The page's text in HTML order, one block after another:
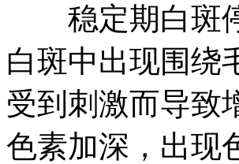
稳定期白斑停
白斑中出现围绕
受到刺激而导致
色素加深，出现